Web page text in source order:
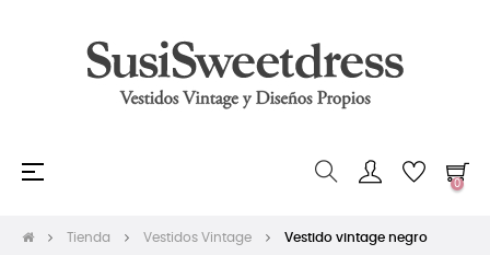
Navegación
☰
0
Tienda Vestidos Vintage Vestido vintage negro